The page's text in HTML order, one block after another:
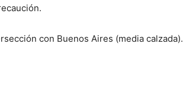
con Buenos Aires (media calzada).